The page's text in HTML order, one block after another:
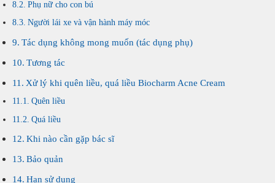
Phụ nữ cho con bú
Người lái xe và vận hành máy móc
Tác dụng không mong muốn (tác dụng phụ)
Tương tác
Xử lý khi quên liều, quá liều Biocharm Acne Cream
Quên liều
Quá liều
Khi nào cần gặp bác sĩ
Bảo quản
Hạn sử dụng